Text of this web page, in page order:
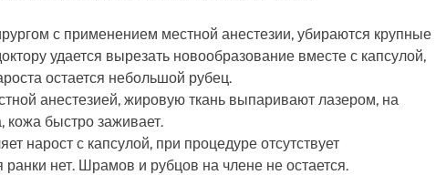
с применением местной анестезии, убираются крупные
удается вырезать новообразование вместе с капсулой,
остается небольшой рубец.
анестезией, жировую ткань выпаривают лазером, на
кожа быстро заживает.
нарост с капсулой, при процедуре отсутствует
нет. Шрамов и рубцов на члене не остается.